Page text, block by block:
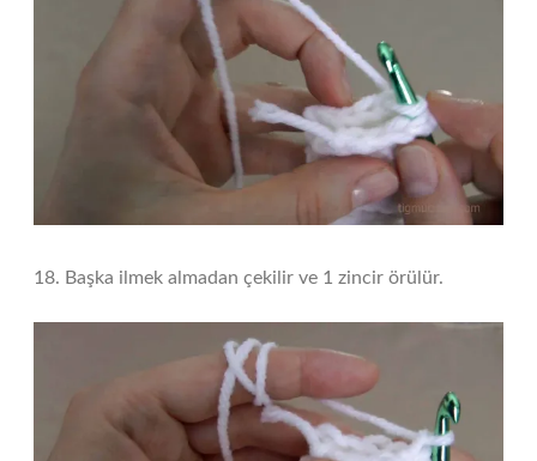
18. Başka ilmek almadan çekilir ve 1 zincir örülür.